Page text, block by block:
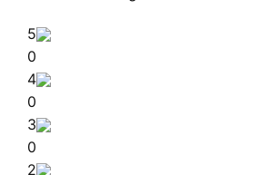
5
0
4
0
3
0
2